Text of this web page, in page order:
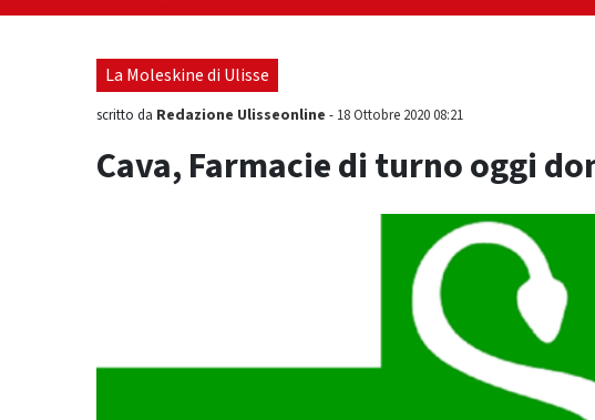
"Vietri sul
La Moleskine di Ulisse
scritto da Redazione Ulisseonline - 18 Ottobre 2020 08:21
Cava, Farmacie di turno oggi